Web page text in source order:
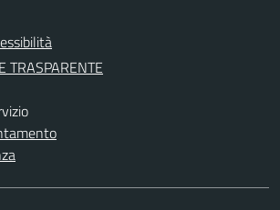
TRASPARENTE